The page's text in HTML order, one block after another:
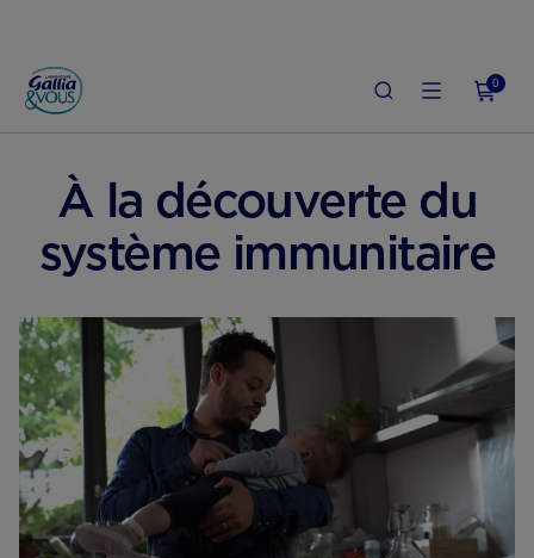
0
ACCUEIL
À la découverte du
système immunitaire